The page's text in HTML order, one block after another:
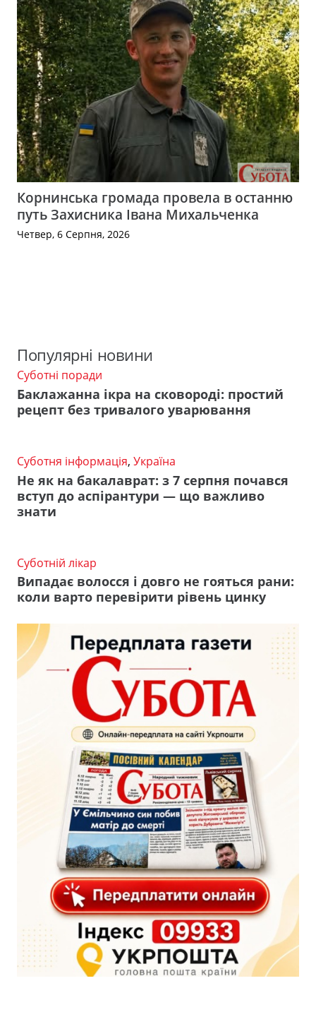
Корнинська громада провела в останню
путь Захисника Івана Михальченка
Четвер, 6 Серпня, 2026
Популярні новини
Суботні поради
Баклажанна ікра на сковороді: простий
рецепт без тривалого уварювання
Суботня інформація, Україна
Не як на бакалаврат: з 7 серпня почався
вступ до аспірантури — що важливо
знати
Суботній лікар
Випадає волосся і довго не гояться рани:
коли варто перевірити рівень цинку